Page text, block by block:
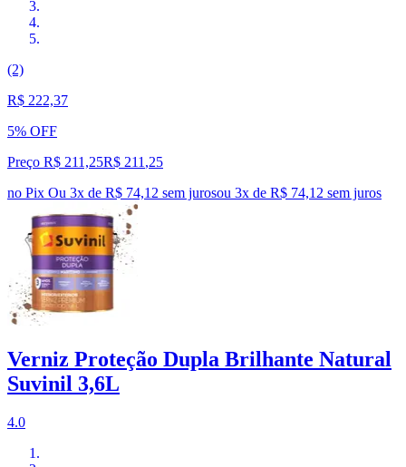
(2)
R$ 222,37
5% OFF
Preço R$ 211,25R$ 211 ,25
no Pix Ou 3x de R$ 74,12 sem jurosou 3x de R$ 74,12 sem juros
Verniz Proteção Dupla Brilhante Natural
Suvinil 3,6L
4.0